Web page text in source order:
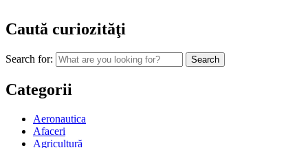
Caută curiozităţi
Search for:
Categorii
Aeronautica
Afaceri
Agricultură